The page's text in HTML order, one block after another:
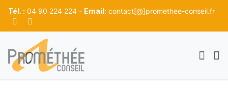
Tél. : 04 90 224 224 - Email: contact[@]promethee-conseil.fr